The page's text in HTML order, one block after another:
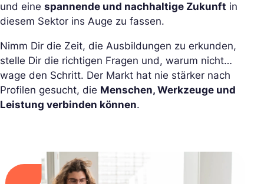
und eine spannende und nachhaltige Zukunft in
diesem Sektor ins Auge zu fassen.
Nimm Dir die Zeit, die Ausbildungen zu erkunden,
stelle Dir die richtigen Fragen und, warum nicht…
wage den Schritt. Der Markt hat nie stärker nach
Profilen gesucht, die Menschen, Werkzeuge und
Leistung verbinden können.